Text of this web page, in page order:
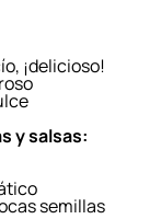
¡delicioso!​
y salsas:
semillas